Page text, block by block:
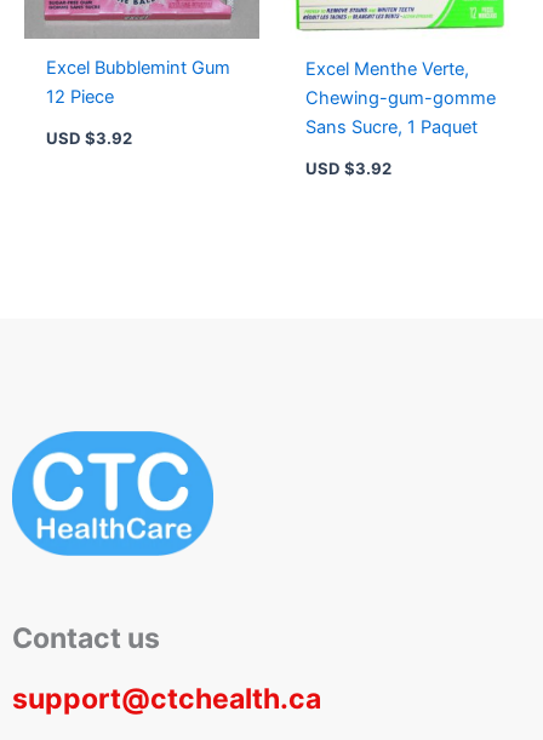
Excel Bubblemint Gum
12 Piece
USD $3.92
Excel Menthe Verte,
Chewing-gum-gomme
Sans Sucre, 1 Paquet
USD $3.92
Contact us
support@ctchealth.ca